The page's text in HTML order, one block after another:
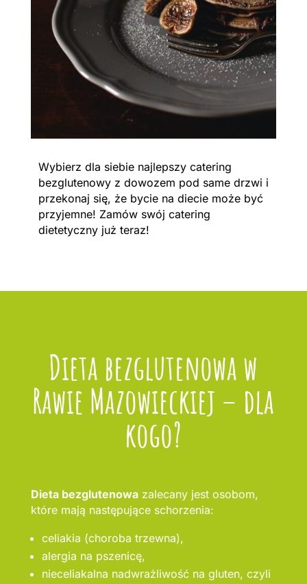
Wybierz dla siebie najlepszy catering
bezglutenowy z dowozem pod same drzwi i
przekonaj się, że bycie na diecie może być
przyjemne! Zamów swój catering
dietetyczny już teraz!
Dieta bezglutenowa w
Rawie Mazowieckiej – dla
kogo?
Dieta bezglutenowazalecany jest osobom,
które mają następujące schorzenia:
celiakia (choroba trzewna),
alergia na pszenicę,
nieceliakalna nadwrażliwość na gluten, czyli